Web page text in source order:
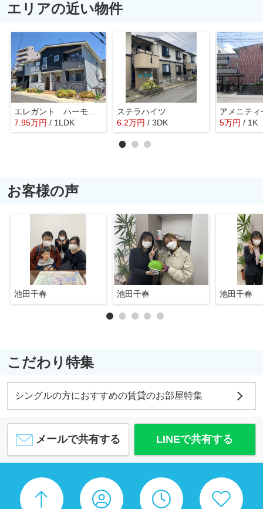
エリアの近い物件
エレガント ハーモニーIV番館
7.95万円 / 1LDK
ステラハイツ
6.2万円 / 3DK
アメニティ
5万円 / 1K
お客様の声
池田千春 池田千春 池田千春
こだわり特集
シングルの方におすすめの賃貸のお部屋特集
メールで共有する LINEで共有する